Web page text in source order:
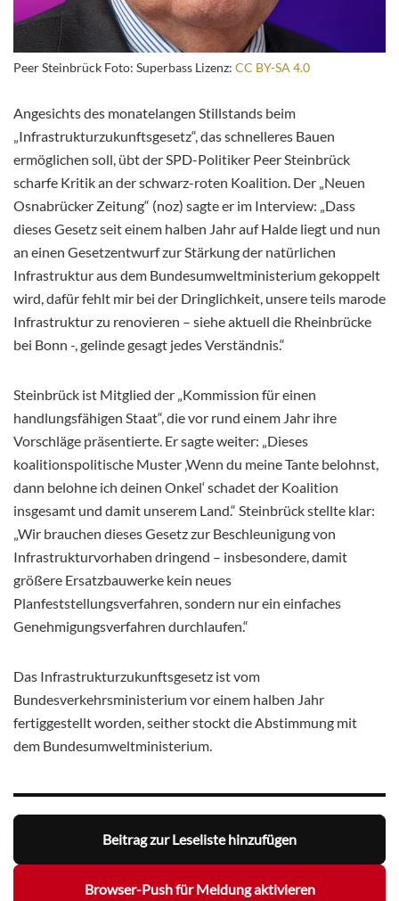
Peer Steinbrück Foto: Superbass Lizenz: CC BY-SA 4.0
Angesichts des monatelangen Stillstands beim
„Infrastrukturzukunftsgesetz“, das schnelleres Bauen
ermöglichen soll, übt der SPD-Politiker Peer Steinbrück
scharfe Kritik an der schwarz-roten Koalition. Der „Neuen
Osnabrücker Zeitung“ (noz) sagte er im Interview: „Dass
dieses Gesetz seiteinem halben Jahr auf Halde liegt und nun
an einen Gesetzentwurf zur Stärkung der natürlichen
Infrastruktur aus dem Bundesumweltministerium gekoppelt
wird, dafür fehlt mir bei der Dringlichkeit, unsere teils marode
Infrastruktur zu renovieren – siehe aktuell die Rheinbrücke
bei Bonn -, gelinde gesagt jedes Verständnis.“
Steinbrück ist Mitglied der „Kommission für einen
handlungsfähigen Staat“, die vor rund einem Jahr ihre
Vorschläge präsentierte. Er sagte weiter: „Dieses
koalitionspolitische Muster ‚Wenn du meine Tante belohnst,
dann belohne ich deinen Onkel‘ schadet der Koalition
insgesamt und damit unserem Land.“ Steinbrück stellte klar:
„Wir brauchen dieses Gesetz zur Beschleunigung von
Infrastrukturvorhaben dringend – insbesondere, damit
größere Ersatzbauwerke kein neues
Planfeststellungsverfahren, sondern nur ein einfaches
Genehmigungsverfahren durchlaufen.“
Das Infrastrukturzukunftsgesetz ist vom
Bundesverkehrsministerium vor einem halben Jahr
fertiggestellt worden, seither stockt die Abstimmung mit
dem Bundesumweltministerium.
Beitrag zur Leseliste hinzufügen
Browser-Push für Meldung aktivieren